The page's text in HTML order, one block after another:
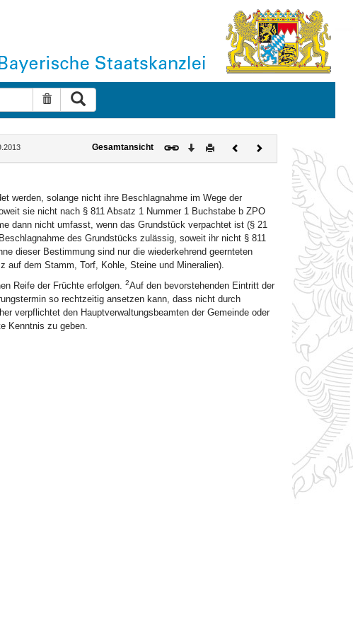
Suche zurücksetzen
Gesamtansicht Download
DruckenVorherigesNächstes
Dokument
werden, solange nicht ihre Beschlagnahme im Wege der
sie nicht nach § 811 Absatz 1 Nummer 1 Buchstabe b ZPO
dann nicht umfasst, wenn das Grundstück verpachtet ist (§ 21
des Grundstücks zulässig, soweit ihr nicht § 811
dieser Bestimmung sind nur die wiederkehrend geernteten
auf dem Stamm, Torf, Kohle, Steine und Mineralien).
Reife der Früchte erfolgen. 2Auf den bevorstehenden Eintritt der
so rechtzeitig ansetzen kann, dass nicht durch
verpflichtet den Hauptverwaltungsbeamten der Gemeinde oder
Kenntnis zu geben.